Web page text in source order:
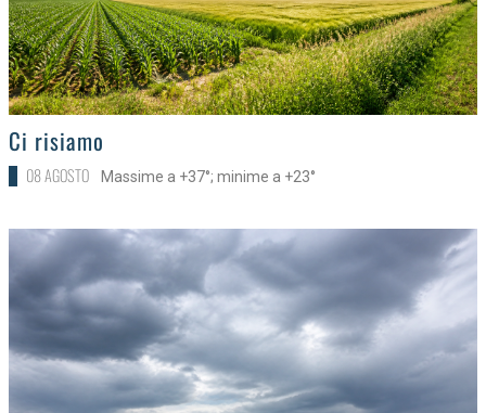
>
Ci risiamo
08 AGOSTO Massime a +37°; minime a +23°